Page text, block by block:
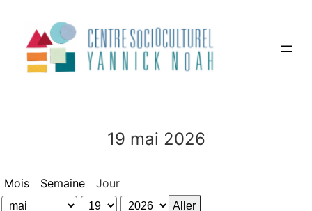
contenu
19 mai 2026
Mois Semaine Jour